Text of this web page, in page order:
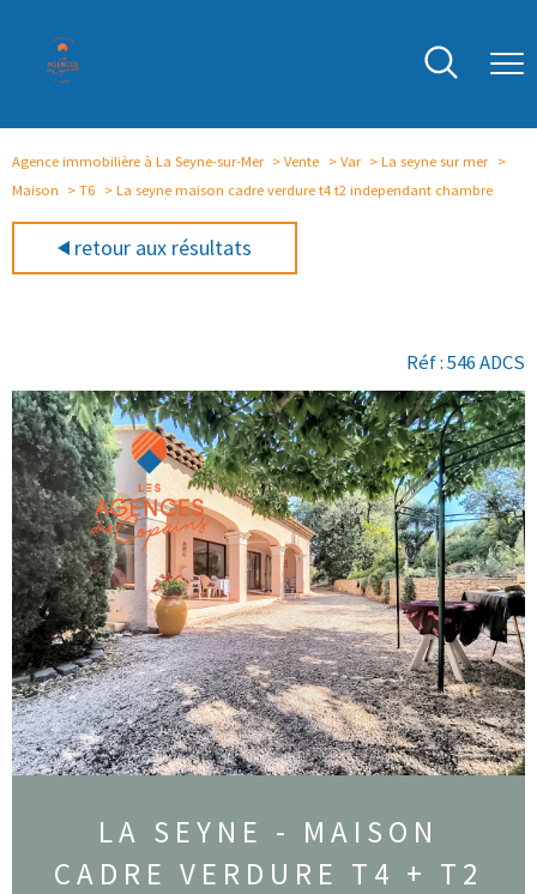
Agence immobilière à La Seyne-sur-Mer Vente Var
La seyne sur mer
Maison
T6 La seyne maison cadre verdure t4 t2 independant chambre
retour aux résultats
Réf : 546 ADCS
LA SEYNE - MAISON
CADRE VERDURE T4 + T2